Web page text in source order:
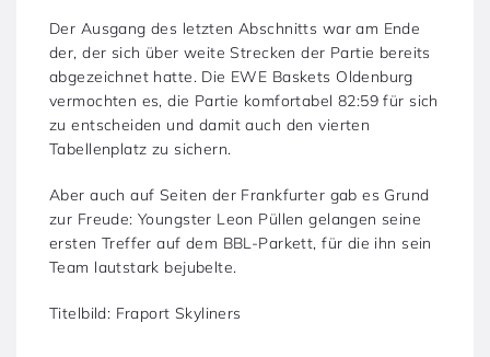
Der Ausgang des letzten Abschnitts war am Ende
der, der sich über weite Strecken der Partie bereits
abgezeichnet hatte. Die EWE Baskets Oldenburg
vermochten es, die Partie komfortabel 82:59 für sich
zu entscheiden und damit auch den vierten
Tabellenplatz zu sichern.
Aber auch auf Seiten der Frankfurter gab es Grund
zur Freude: Youngster Leon Püllen gelangen seine
ersten Treffer auf dem BBL-Parkett, für die ihn sein
Team lautstark bejubelte.
Titelbild: Fraport Skyliners